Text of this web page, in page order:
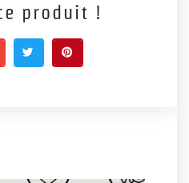
produit !